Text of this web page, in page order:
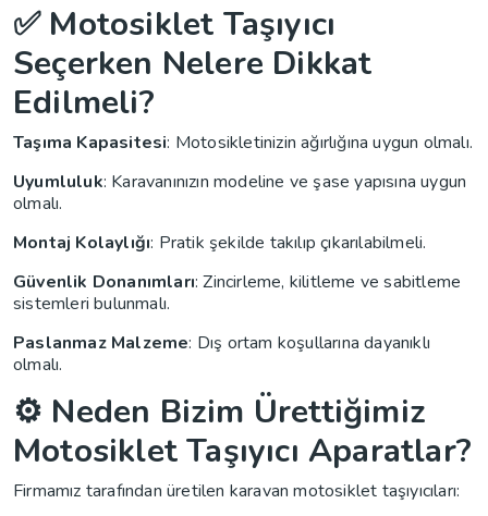
✅ Motosiklet Taşıyıcı
Seçerken Nelere Dikkat
Edilmeli?
Taşıma Kapasitesi: Motosikletinizin ağırlığına uygun olmalı.
Uyumluluk: Karavanınızın modeline ve şase yapısına uygun
olmalı.
Montaj Kolaylığı: Pratik şekilde takılıp çıkarılabilmeli.
Güvenlik Donanımları: Zincirleme, kilitleme ve sabitleme
sistemleri bulunmalı.
Paslanmaz Malzeme: Dış ortam koşullarına dayanıklı
olmalı.
⚙️ Neden Bizim Ürettiğimiz
Motosiklet Taşıyıcı Aparatlar?
Firmamız tarafından üretilen karavan motosiklet taşıyıcıları: